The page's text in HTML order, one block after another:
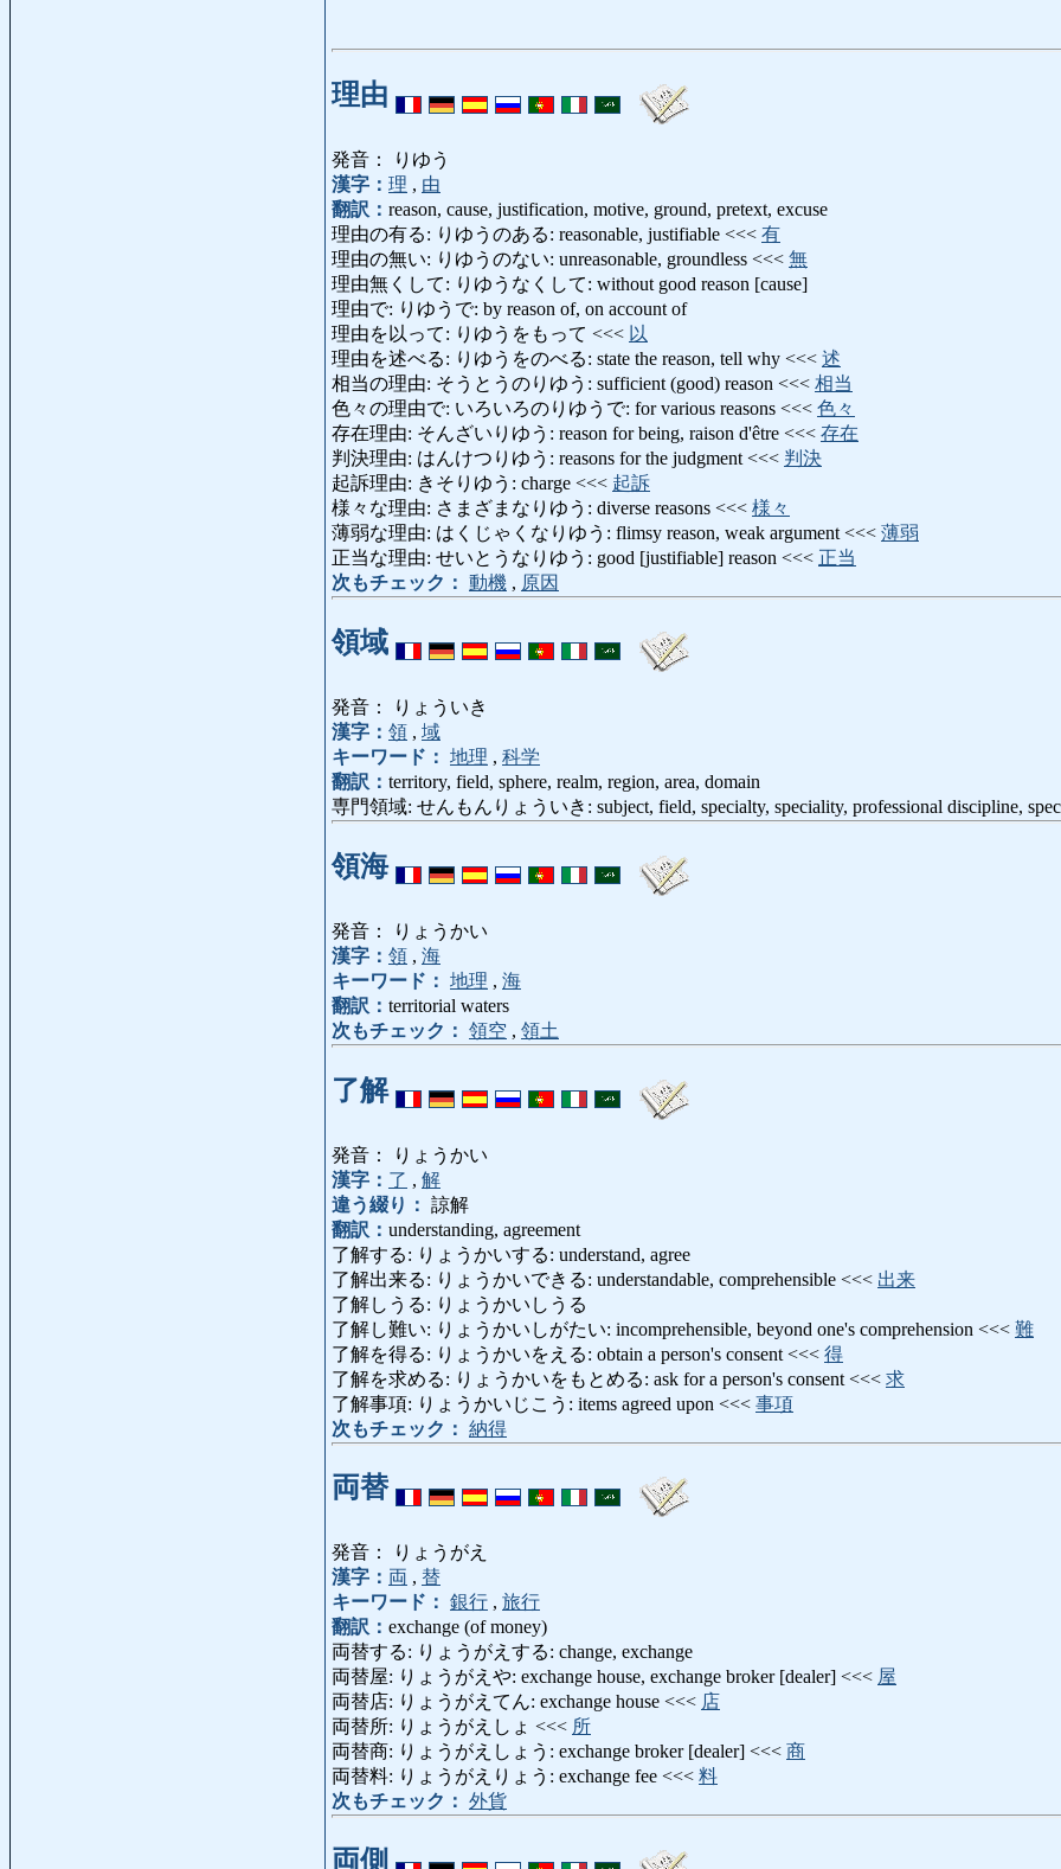
理由
発音： りゆう
漢字： 理 , 由
翻訳： reason, cause, justification, motive, ground, pretext, excuse
理由の有る: りゆうのある: reasonable, justifiable <<< 有
理由の無い: りゆうのない: unreasonable, groundless <<< 無
理由無くして: りゆうなくして: without good reason [cause]
理由で: りゆうで: by reason of, on account of
理由を以って: りゆうをもって <<< 以
理由を述べる: りゆうをのべる: state the reason, tell why <<< 述
相当の理由: そうとうのりゆう: sufficient (good) reason <<< 相当
色々の理由で: いろいろのりゆうで: for various reasons <<< 色々
存在理由: そんざいりゆう: reason for being, raison d'être <<< 存在
判決理由: はんけつりゆう: reasons for the judgment <<< 判決
起訴理由: きそりゆう: charge <<< 起訴
様々な理由: さまざまなりゆう: diverse reasons <<< 様々
薄弱な理由: はくじゃくなりゆう: flimsy reason, weak argument <<< 薄弱
正当な理由: せいとうなりゆう: good [justifiable] reason <<< 正当
次もチェック： 動機 , 原因
領域
発音： りょういき
漢字： 領 , 域
キーワード： 地理 , 科学
翻訳： territory, field, sphere, realm, region, area, domain
専門領域: せんもんりょういき: subject, field, specialty, speciality, professional discipline,
領海
発音： りょうかい
漢字： 領 , 海
キーワード： 地理 , 海
翻訳： territorial waters
次もチェック： 領空 , 領土
了解
発音： りょうかい
漢字： 了 , 解
違う綴り： 諒解
翻訳： understanding, agreement
了解する: りょうかいする: understand, agree
了解出来る: りょうかいできる: understandable, comprehensible <<< 出来
了解しうる: りょうかいしうる
了解し難い: りょうかいしがたい: incomprehensible, beyond one's comprehension <<< 難
了解を得る: りょうかいをえる: obtain a person's consent <<< 得
了解を求める: りょうかいをもとめる: ask for a person's consent <<< 求
了解事項: りょうかいじこう: items agreed upon <<< 事項
次もチェック： 納得
両替
発音： りょうがえ
漢字： 両 , 替
キーワード： 銀行 , 旅行
翻訳： exchange (of money)
両替する: りょうがえする: change, exchange
両替屋: りょうがえや: exchange house, exchange broker [dealer] <<< 屋
両替店: りょうがえてん: exchange house <<< 店
両替所: りょうがえしょ <<< 所
両替商: りょうがえしょう: exchange broker [dealer] <<< 商
両替料: りょうがえりょう: exchange fee <<< 料
次もチェック： 外貨
両側